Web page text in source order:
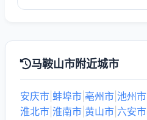
马鞍山市附近城市
安庆市 蚌埠市 亳州市 池州市
淮北市 淮南市 黄山市 六安市